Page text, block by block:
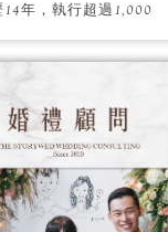
年，執行超過1,000
總能面面俱到打點婚
動人故事。